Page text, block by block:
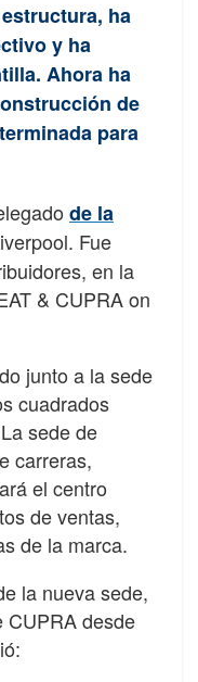
ha
y ha
Ahora ha
de
para
de la
Fue
en la
& CUPRA on
junto a la sede
cuadrados
sede de
carreras,
el centro
de ventas,
de la marca.
la nueva sede,
CUPRA desde